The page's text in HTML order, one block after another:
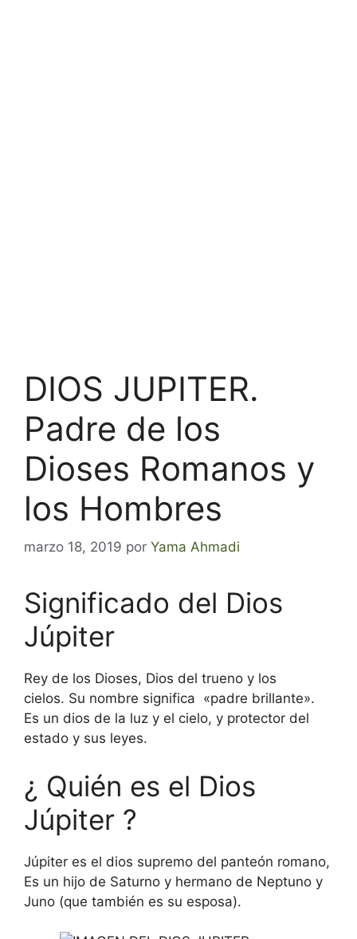
DIOS JUPITER.
Padre de los
Dioses Romanos y
los Hombres
marzo 18, 2019 por Yama Ahmadi
Significado del Dios
Júpiter
Rey de los Dioses, Dios del trueno y los
cielos. Su nombre significa «padre brillante».
Es un dios de la luz y el cielo, y protector del
estado y sus leyes.
¿ Quién es el Dios
Júpiter ?
Júpiter es el dios supremo del panteón romano,
Es un hijo de Saturno y hermano de Neptuno y
Juno (que también es su esposa).